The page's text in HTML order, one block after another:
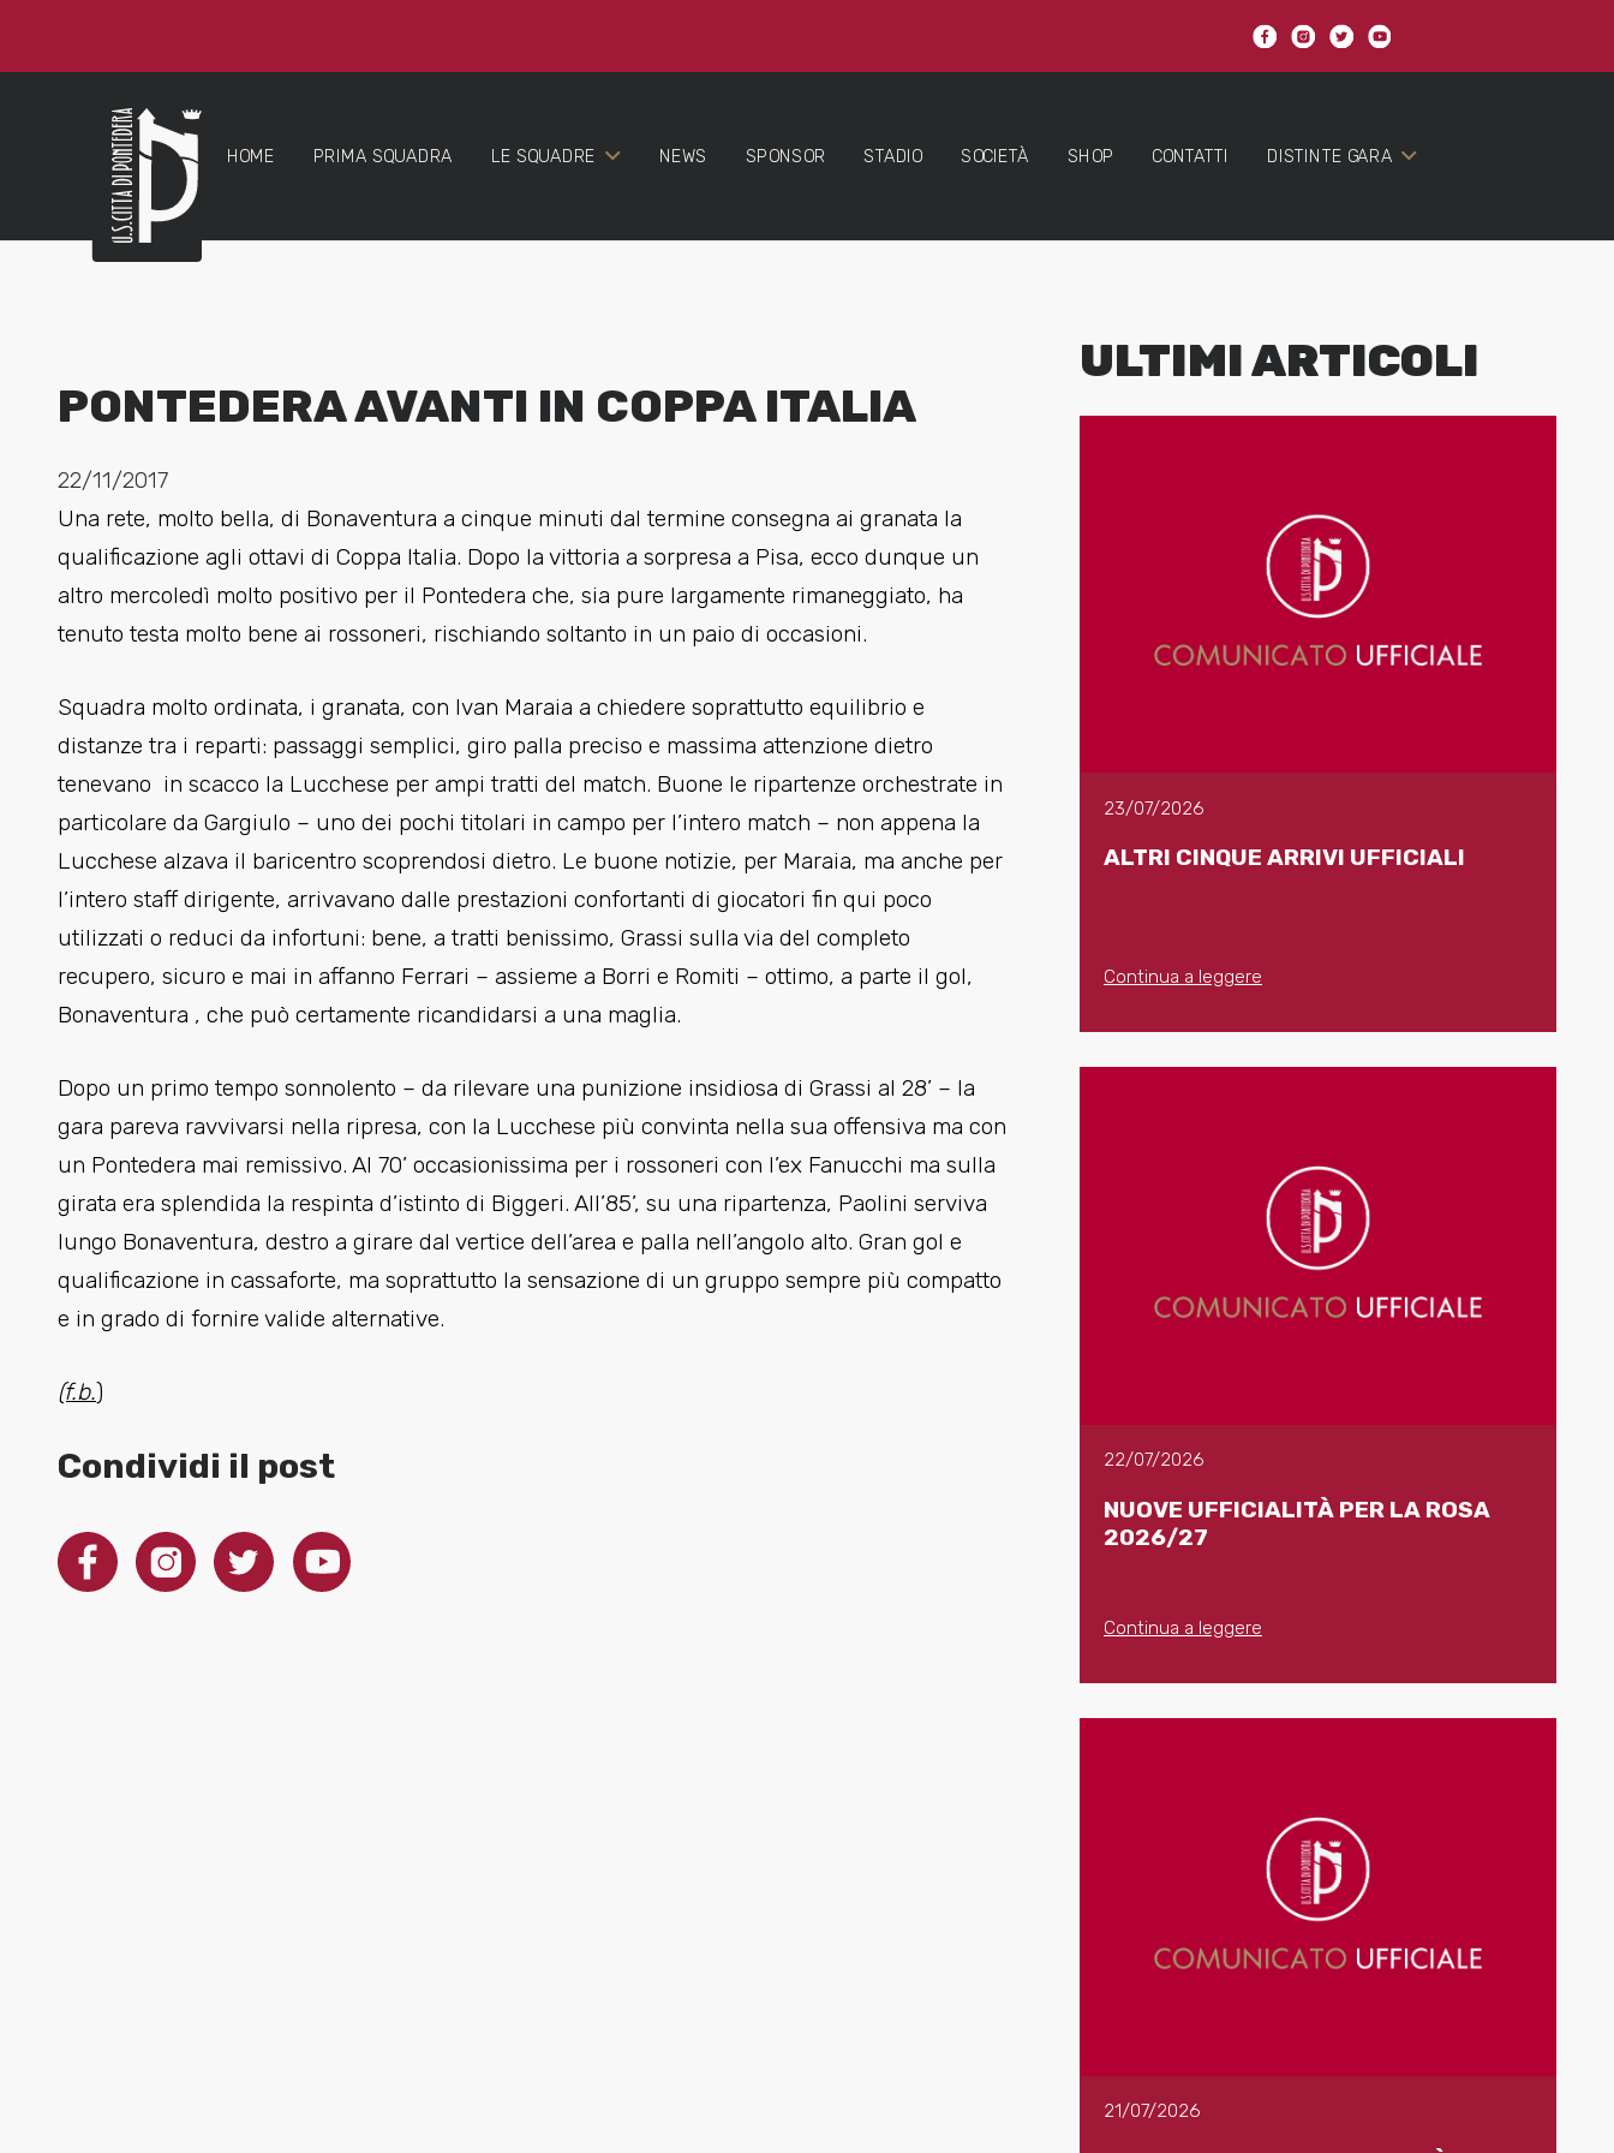
HOME PRIMA SQUADRA LE SQUADRE NEWS SPONSOR STADIO SOCIETÀ SHOP CONTATTI DISTINTE GARA
PONTEDERA AVANTI IN COPPA ITALIA
22/11/2017
Una rete, molto bella, di Bonaventura a cinque minuti dal termine consegna ai granata la
qualificazione agli ottavi di Coppa Italia. Dopo la vittoria a sorpresa a Pisa, ecco dunque un
altro mercoledì molto positivo per il Pontedera che, sia pure largamente rimaneggiato, ha
tenuto testa molto bene ai rossoneri, rischiando soltanto in un paio di occasioni.
Squadra molto ordinata, i granata, con Ivan Maraia a chiedere soprattutto equilibrio e
distanze tra i reparti: passaggi semplici, giro palla preciso e massima attenzione dietro
tenevano in scacco la Lucchese per ampi tratti del match. Buone le ripartenze orchestrate in
particolare da Gargiulo – uno dei pochi titolari in campo per l’intero match – non appena la
Lucchese alzava il baricentro scoprendosi dietro. Le buone notizie, per Maraia, ma anche per
l’intero staff dirigente, arrivavano dalle prestazioni confortanti di giocatori fin qui poco
utilizzati o reduci da infortuni: bene, a tratti benissimo, Grassi sulla via del completo
recupero, sicuro e mai in affanno Ferrari – assieme a Borri e Romiti – ottimo, a parte il gol,
Bonaventura , che può certamente ricandidarsi a una maglia.
Dopo un primo tempo sonnolento – da rilevare una punizione insidiosa di Grassi al 28’ – la
gara pareva ravvivarsi nella ripresa, con la Lucchese più convinta nella sua offensiva ma con
un Pontedera mai remissivo. Al 70’ occasionissima per i rossoneri con l’ex Fanucchi ma sulla
girata era splendida la respinta d’istinto di Biggeri. All’85’, su una ripartenza, Paolini serviva
lungo Bonaventura, destro a girare dal vertice dell’area e palla nell’angolo alto. Gran gol e
qualificazione in cassaforte, ma soprattutto la sensazione di un gruppo sempre più compatto
e in grado di fornire valide alternative.
(f.b.)
Condividi il post
ULTIMI ARTICOLI
23/07/2026
ALTRI CINQUE ARRIVI UFFICIALI
Continua a leggere
22/07/2026
NUOVE UFFICIALITÀ PER LA ROSA
2026/27
Continua a leggere
21/07/2026